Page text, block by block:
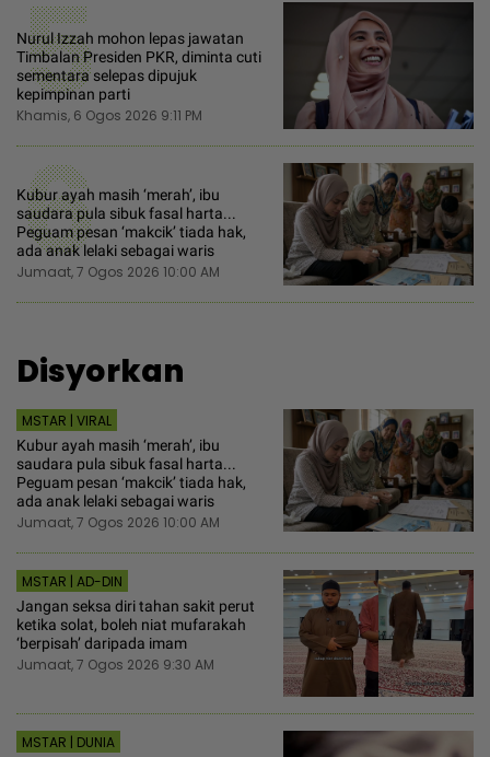
5
Nurul Izzah mohon lepas jawatan
Timbalan Presiden PKR, diminta cuti
sementara selepas dipujuk
kepimpinan parti
Khamis, 6 Ogos 2026 9:11 PM
6
Kubur ayah masih ‘merah’, ibu
saudara pula sibuk fasal harta...
Peguam pesan ‘makcik’ tiada hak,
ada anak lelaki sebagai waris
Jumaat, 7 Ogos 2026 10:00 AM
Disyorkan
MSTAR | VIRAL
Kubur ayah masih ‘merah’, ibu
saudara pula sibuk fasal harta...
Peguam pesan ‘makcik’ tiada hak,
ada anak lelaki sebagai waris
Jumaat, 7 Ogos 2026 10:00 AM
MSTAR | AD-DIN
Jangan seksa diri tahan sakit perut
ketika solat, boleh niat mufarakah
‘berpisah’ daripada imam
Jumaat, 7 Ogos 2026 9:30 AM
MSTAR | DUNIA